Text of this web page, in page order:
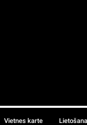
Vietnes karte